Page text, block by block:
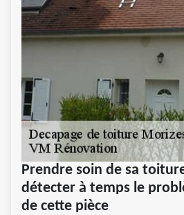
Prendre soin de sa
détecter à temps le
de cette pièce